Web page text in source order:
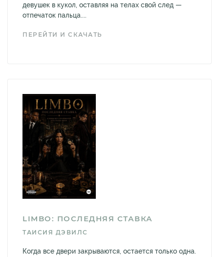
девушек в кукол, оставляя на телах свой след —
отпечаток пальца....
ПЕРЕЙТИ И СКАЧАТЬ
LIMBO: ПОСЛЕДНЯЯ СТАВКА
ТАИСИЯ ДЭВИЛС
Когда все двери закрываются, остается только одна.